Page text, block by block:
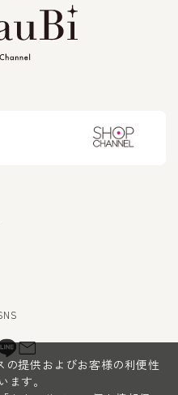
提供およびお客様の利便性
す。